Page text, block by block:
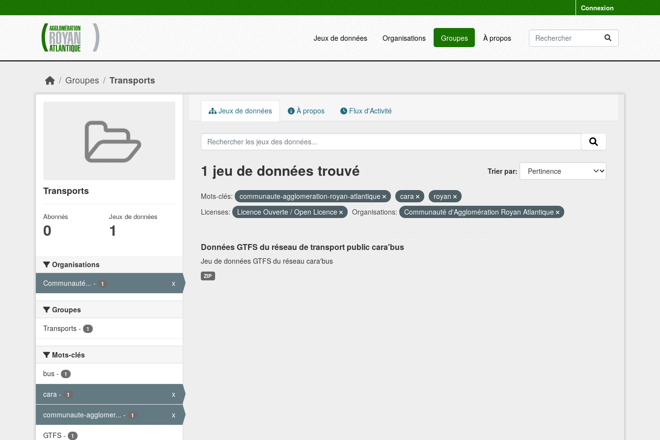
Connexion
Jeux de données Organisations Groupes À propos
Groupes Transports
Transports
Abonnés
0
Jeux de données
1
Organisations
Communauté... - 1 x
Groupes
Transports - 1
Mots-clés
bus - 1
cara - 1 x
communaute-agglomer... - 1 x
GTFS - 1
Jeux de données À propos Flux d'Activité
Trier par
1 jeu de données trouvé
Mots-clés: communaute-agglomeration-royan-atlantique cara
royan
Licenses:
Licence Ouverte / Open Licence Organisations: Communauté d'Agglomération Royan Atlantique
Données GTFS du réseau de transport public cara'bus
Jeu de données GTFS du réseau cara'bus
ZIP